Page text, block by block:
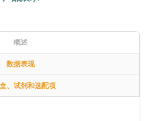
概述
数据表现
、试剂和选配项